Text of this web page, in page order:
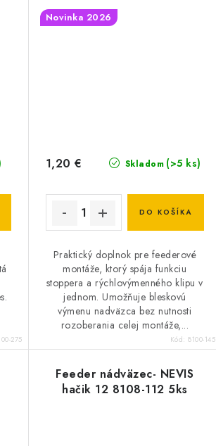
275
Novinka 2026
Skladom (>5 ks)
1,20 €
DO KOŠÍKA
Praktický doplnok pre feederové
montáže, ktorý spája funkciu
stoppera a rýchlovýmenného klipu v
jednom. Umožňuje bleskovú
výmenu nadväzca bez nutnosti
rozoberania celej montáže,...
Kód:8100-145
Feeder nádväzec- NEVIS
hačik 12 8108-112 5ks